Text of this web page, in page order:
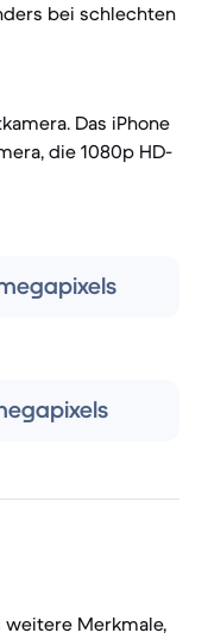
bei schlechten
Das iPhone
die 1080p HD-
Merkmale,